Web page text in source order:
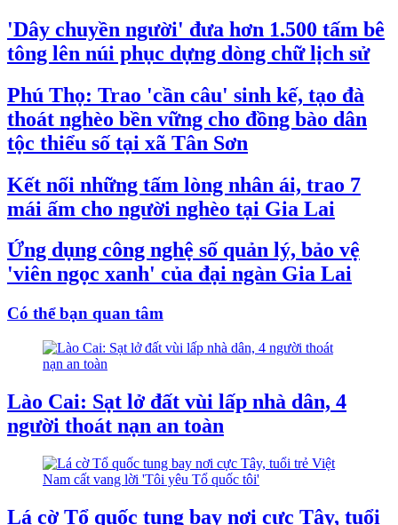
'Dây chuyền người' đưa hơn 1.500 tấm bê
tông lên núi phục dựng dòng chữ lịch sử
Phú Thọ: Trao 'cần câu' sinh kế, tạo đà
thoát nghèo bền vững cho đồng bào dân
tộc thiểu số tại xã Tân Sơn
Kết nối những tấm lòng nhân ái, trao 7
mái ấm cho người nghèo tại Gia Lai
Ứng dụng công nghệ số quản lý, bảo vệ
'viên ngọc xanh' của đại ngàn Gia Lai
Có thể bạn quan tâm
Lào Cai: Sạt lở đất vùi lấp nhà dân, 4
người thoát nạn an toàn
Lá cờ Tổ quốc tung bay nơi cực Tây, tuổi